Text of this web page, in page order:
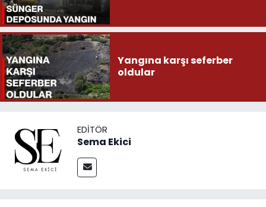
Yangına karşı seferber
oldular
EDITÖR
Sema Ekici